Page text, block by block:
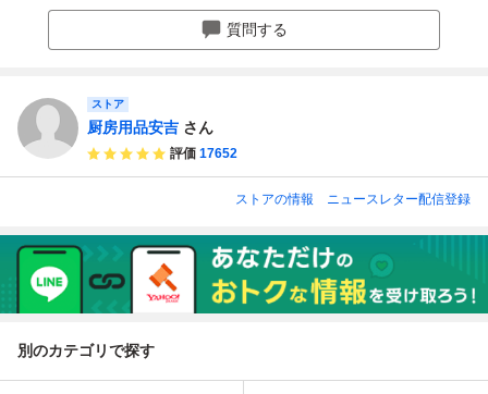
アー 家具 インテ
リア ハイチェア
インテリア ハイチ
ェア
質問する
ストア
厨房用品安吉 さん
評価 17652
ストアの情報 ニュースレター配信登録
別のカテゴリで探す